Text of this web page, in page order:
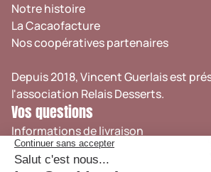
Notre histoire
La Cacaofacture
Nos coopératives partenaires
Depuis 2018, Vincent Guerlais est
l'association Relais Desserts.
Vos questions
Informations de livraison
Retrait en boutique
Suivi de commande